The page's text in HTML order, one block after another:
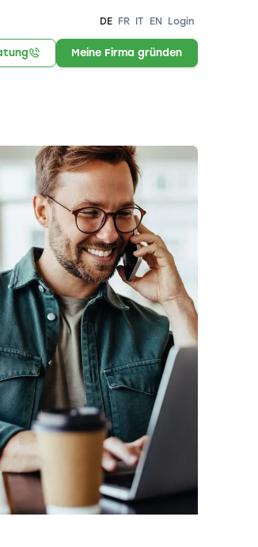
DE FR IT EN Login
Meine Firma gründen